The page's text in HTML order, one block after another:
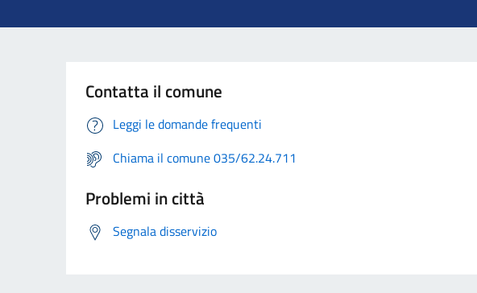
Contatta il comune
Leggi le domande frequenti
Chiama il comune 035/62.24.711
Problemi in città
Segnala disservizio